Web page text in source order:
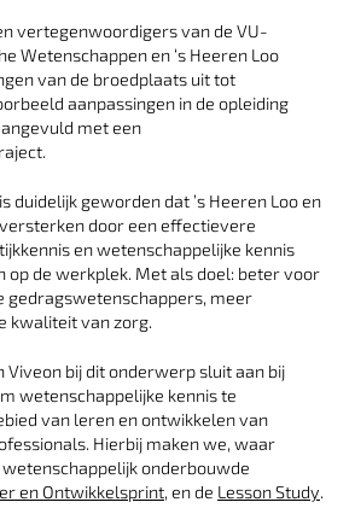
vertegenwoordigers van de VU-
Wetenschappen en ‘s Heeren Loo
van de broedplaats uit tot
aanpassingen in de opleiding
met een
duidelijk geworden dat ’s Heeren Loo en
door een effectievere
en wetenschappelijke kennis
op de werkplek. Met als doel: beter voor
gedragswetenschappers, meer
kwaliteit van zorg.
Viveon bij dit onderwerp sluit aan bij
wetenschappelijke kennis te
van leren en ontwikkelen van
Hierbij maken we, waar
onderbouwde
en Ontwikkelsprint, en de Lesson Study.